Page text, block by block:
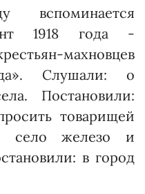
1918 года -
махновцев
Слушали: о
Постановили:
товарищей
село железо и
в город